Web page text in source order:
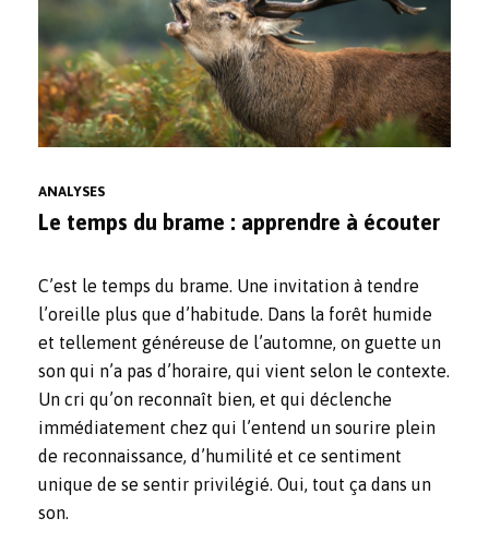
ANALYSES
Le temps du brame : apprendre à écouter
C’est le temps du brame. Une invitation à tendre
l’oreille plus que d’habitude. Dans la forêt humide
et tellement généreuse de l’automne, on guette un
son qui n’a pas d’horaire, qui vient selon le contexte.
Un cri qu’on reconnaît bien, et qui déclenche
immédiatement chez qui l’entend un sourire plein
de reconnaissance, d’humilité et ce sentiment
unique de se sentir privilégié. Oui, tout ça dans un
son.